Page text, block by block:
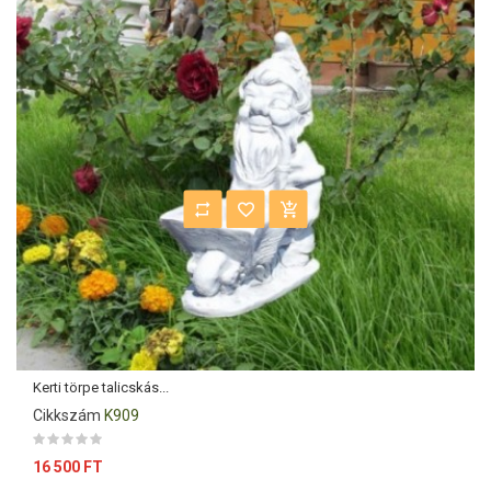
Kerti törpe talicskás...
Cikkszám K909
Ár
16 500 FT